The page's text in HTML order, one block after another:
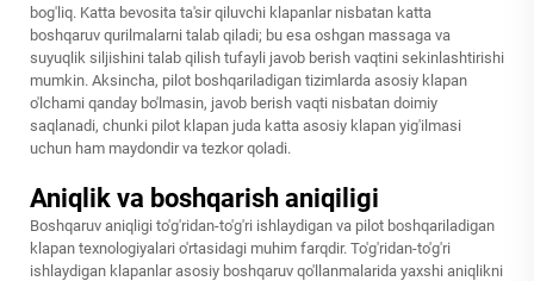
bog'liq. Katta bevosita ta'sir qiluvchi klapanlar nisbatan katta
boshqaruv qurilmalarni talab qiladi; bu esa oshgan massaga va
suyuqlik siljishini talab qilish tufayli javob berish vaqtini sekinlashtirishi
mumkin. Aksincha, pilot boshqariladigan tizimlarda asosiy klapan
o'lchami qanday bo'lmasin, javob berish vaqti nisbatan doimiy
saqlanadi, chunki pilot klapan juda katta asosiy klapan yig'ilmasi
uchun ham maydondir va tezkor qoladi.
Aniqlik va boshqarish aniqiligi
Boshqaruv aniqligi to'g'ridan-to'g'ri ishlaydigan va pilot boshqariladigan
klapan texnologiyalari o'rtasidagi muhim farqdir. To'g'ridan-to'g'ri
ishlaydigan klapanlar asosiy boshqaruv qo'llanmalarida yaxshi aniqlikni